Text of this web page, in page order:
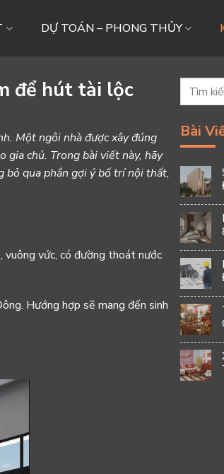
DỰ TOÁN – PHONG THỦY
để hút tài lộc
Một ngôi nhà được xây đúng
gia chủ. Trong bài viết này, hãy
bỏ qua phần gợi ý bố trí nội thất,
vuông vức, có đường thoát nước
Hướng hợp sẽ mang đến sinh
Bài